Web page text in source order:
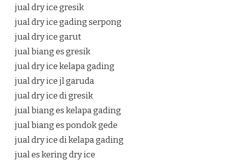
jual dry ice gresik
jual dry ice gading serpong
jual dry ice garut
jual biang es gresik
jual dry ice kelapa gading
jual dry ice jl garuda
jual dry ice di gresik
jual biang es kelapa gading
jual biang es pondok gede
jual dry ice di kelapa gading
jual es kering dry ice